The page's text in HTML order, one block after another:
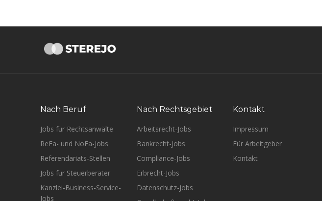
Nach Beruf
Jobs für Rechtsanwälte
ReFa- und NoFa-Jobs
Referendariats-Stellen
Jobs für Steuerberater
Kanzlei-Business-Service-
Jobs
Nach Rechtsgebiet
Arbeitsrecht-Jobs
Bankrecht-Jobs
Compliance-Jobs
Erbrecht-Jobs
Datenschutz-Jobs
Kontakt
Impressum
Für Arbeitgeber
Kontakt